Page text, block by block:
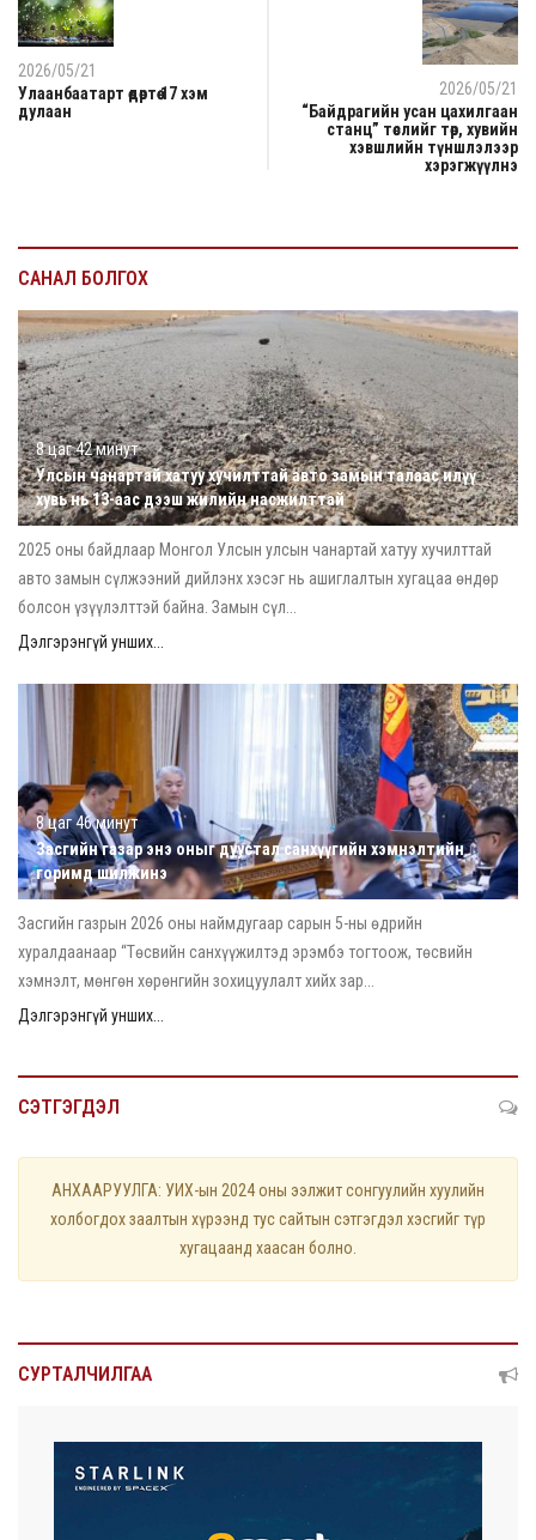
2026/05/21
Улаанбаатарт өдөртөө 17 хэм
дулаан
2026/05/21
“Байдрагийн усан цахилгаан
станц” төслийг төр, хувийн
хэвшлийн түншлэлээр
хэрэгжүүлнэ
САНАЛ БОЛГОХ
8 цаг 42 минут
Улсын чанартай хатуу хучилттай авто замын талаас илүү
хувь нь 13-аас дээш жилийн насжилттай
2025 оны байдлаар Монгол Улсын улсын чанартай хатуу хучилттай
авто замын сүлжээний дийлэнх хэсэг нь ашиглалтын хугацаа өндөр
болсон үзүүлэлттэй байна. Замын сүл...
Дэлгэрэнгүй унших...
8 цаг 46 минут
Засгийн газар энэ оныг дуустал санхүүгийн хэмнэлтийн
горимд шилжинэ
Засгийн газрын 2026 оны наймдугаар сарын 5-ны өдрийн
хуралдаанаар “Төсвийн санхүүжилтэд эрэмбэ тогтоож, төсвийн
хэмнэлт, мөнгөн хөрөнгийн зохицуулалт хийх зар...
Дэлгэрэнгүй унших...
СЭТГЭГДЭЛ
АНХААРУУЛГА: УИХ-ын 2024 оны ээлжит сонгуулийн хуулийн
холбогдох заалтын хүрээнд тус сайтын сэтгэгдэл хэсгийг түр
хугацаанд хаасан болно.
СУРТАЛЧИЛГАА